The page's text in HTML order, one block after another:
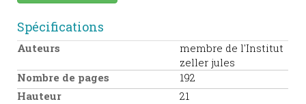
Spécifications
Auteurs
membre de l'Institut
zeller jules
Nombre de pages
192
Hauteur
21